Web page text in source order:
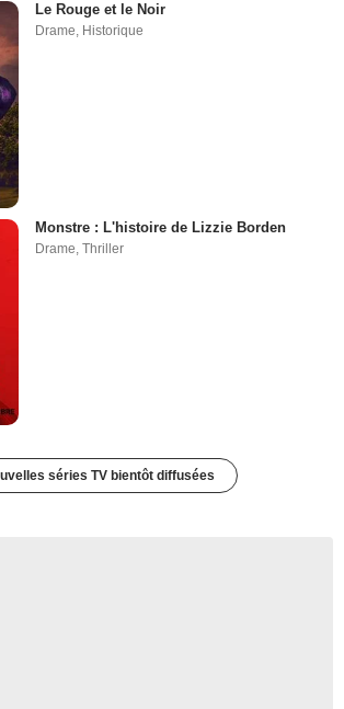
Le Rouge et le Noir
Drame, Historique
Monstre : L'histoire de Lizzie Borden
Drame ,Thriller
séries TV bientôt diffusées